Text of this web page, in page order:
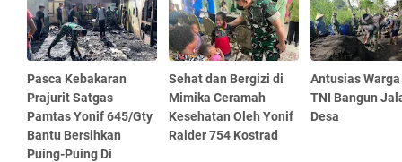
Pasca Kebakaran
Prajurit Satgas
Pamtas Yonif 645/Gty
Bantu Bersihkan
Puing-Puing Di
Sehat dan Bergizi di
Mimika Ceramah
Kesehatan Oleh Yonif
Raider 754 Kostrad
Antusias
TNI Bangun
Desa